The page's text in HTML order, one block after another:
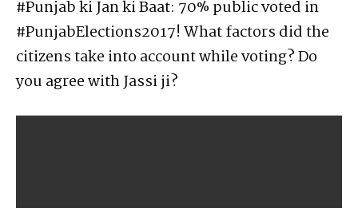
#Punjab ki Jan ki Baat: 70% public voted in
#PunjabElections2017! What factors did the
citizens take into account while voting? Do
you agree with Jassi ji?